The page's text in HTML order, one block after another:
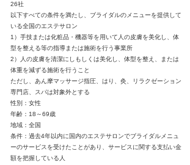
26社
以下すべての条件を満たし、ブライダルのメニューを提供して
いる全国のエステサロン
1）手技または化粧品・機器等を用いて人の皮膚を美化し、体
型を整える等の指導または施術を行う事業所
2）人の皮膚を清潔にしもしくは美化し、体型を整え、または
体重を減ずる施術を行うこと
ただし、あん摩マッサージ指圧、はり、灸、リラクゼーション
専門店、スパは対象外とする
性別：女性
年齢：18～69歳
地域：全国
条件：過去4年以内に国内のエステサロンでブライダルメニュ
ーのサービスを受けたことがあり、サービスに関する支払い金
額を把握している人